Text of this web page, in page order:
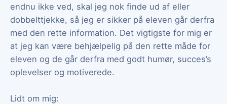
endnu ikke ved, skal jeg nok finde ud af eller
dobbelttjekke, så jeg er sikker på eleven går derfra
med den rette information. Det vigtigste for mig er
at jeg kan være behjælpelig på den rette måde for
eleven og de går derfra med godt humør, succes’s
oplevelser og motiverede.
Lidt om mig: